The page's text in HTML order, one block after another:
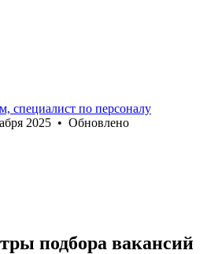
специалист по персоналу
2025 • Обновлено
подбора вакансий